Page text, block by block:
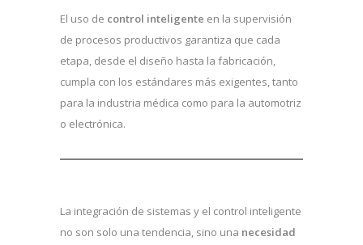
El uso de control inteligente en la supervisión
de procesos productivos garantiza que cada
etapa, desde el diseño hasta la fabricación,
cumpla con los estándares más exigentes, tanto
para la industria médica como para la automotriz
o electrónica.
La integración de sistemas y el control inteligente
no son solo una tendencia, sino una necesidad